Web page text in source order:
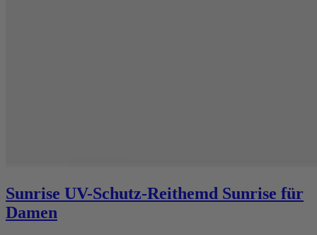
Sunrise UV-Schutz-Reithemd Sunrise für
Damen